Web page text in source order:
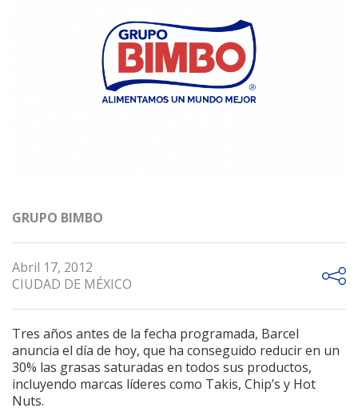
GRUPO BIMBO
Abril 17, 2012
CIUDAD DE MÉXICO
Tres años antes de la fecha programada, Barcel
anuncia el día de hoy, que ha conseguido reducir en un
30% las grasas saturadas en todos sus productos,
incluyendo marcas líderes como Takis, Chip’s y Hot
Nuts.